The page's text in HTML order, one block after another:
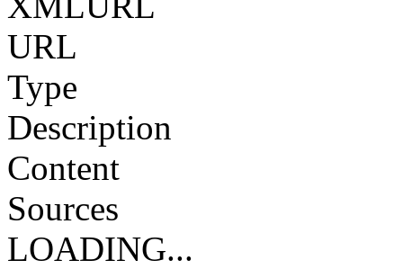
URL
Type
Description
Content
Sources
LOADING...